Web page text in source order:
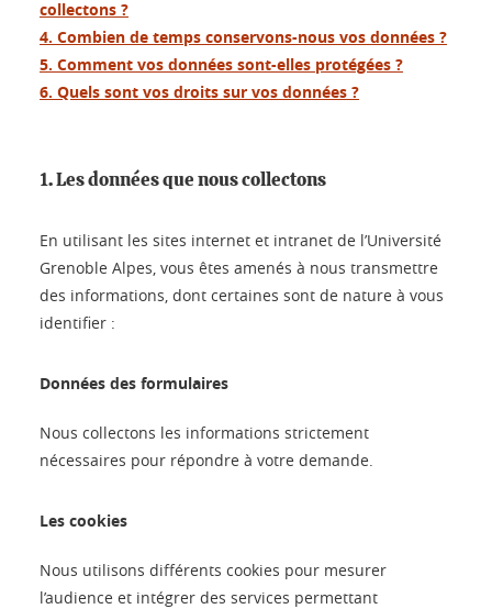
collectons ?
4. Combien de temps conservons-nous vos données ?
5. Comment vos données sont-elles protégées ?
6. Quels sont vos droits sur vos données ?
1. Les données que nous collectons
En utilisant les sites internet et intranet de l’Université
Grenoble Alpes, vous êtes amenés à nous transmettre
des informations, dont certaines sont de nature à vous
identifier :
Données des formulaires
Nous collectons les informations strictement
nécessaires pour répondre à votre demande.
Les cookies
Nous utilisons différents cookies pour mesurer
l’audience et intégrer des services permettant